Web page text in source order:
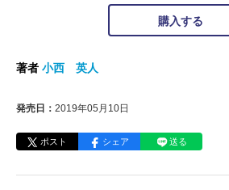
購入する
著者 小西 英人
発売日： 2019年05月10日
ポスト シェア 送る